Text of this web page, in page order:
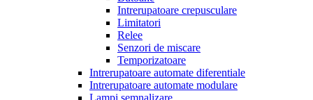
Intrerupatoare crepusculare
Limitatori
Relee
Senzori de miscare
Temporizatoare
Intrerupatoare automate diferentiale
Intrerupatoare automate modulare
Lampi semnalizare